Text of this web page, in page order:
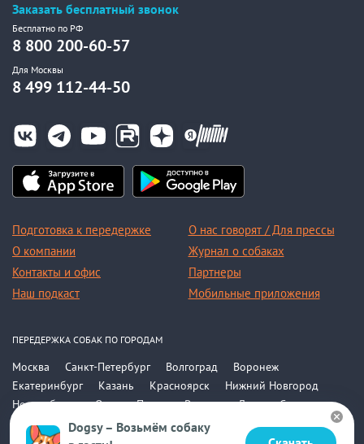
Dogsy – Возьмём собаку
Заказать бесплатный звонок
Бесплатно по РФ
8 800 200-60-57
Для Москвы
8 499 112-44-50
Подготовка к передержке
О компании
Контакты и офис
Наш подкаст
О нас говорят / Для прессы
Журнал о собаках
Партнеры
Мобильные приложения
ПЕРЕДЕРЖКА СОБАК ПО ГОРОДАМ
Москва Санкт-Петербург Волгоград
Воронеж
Екатеринбург
Казань Красноярск
Нижний Новгород
Новосибирск
Омск Пермь Ростов-на-Дону
Самара
Саратов
Уфа Челябинск Все города